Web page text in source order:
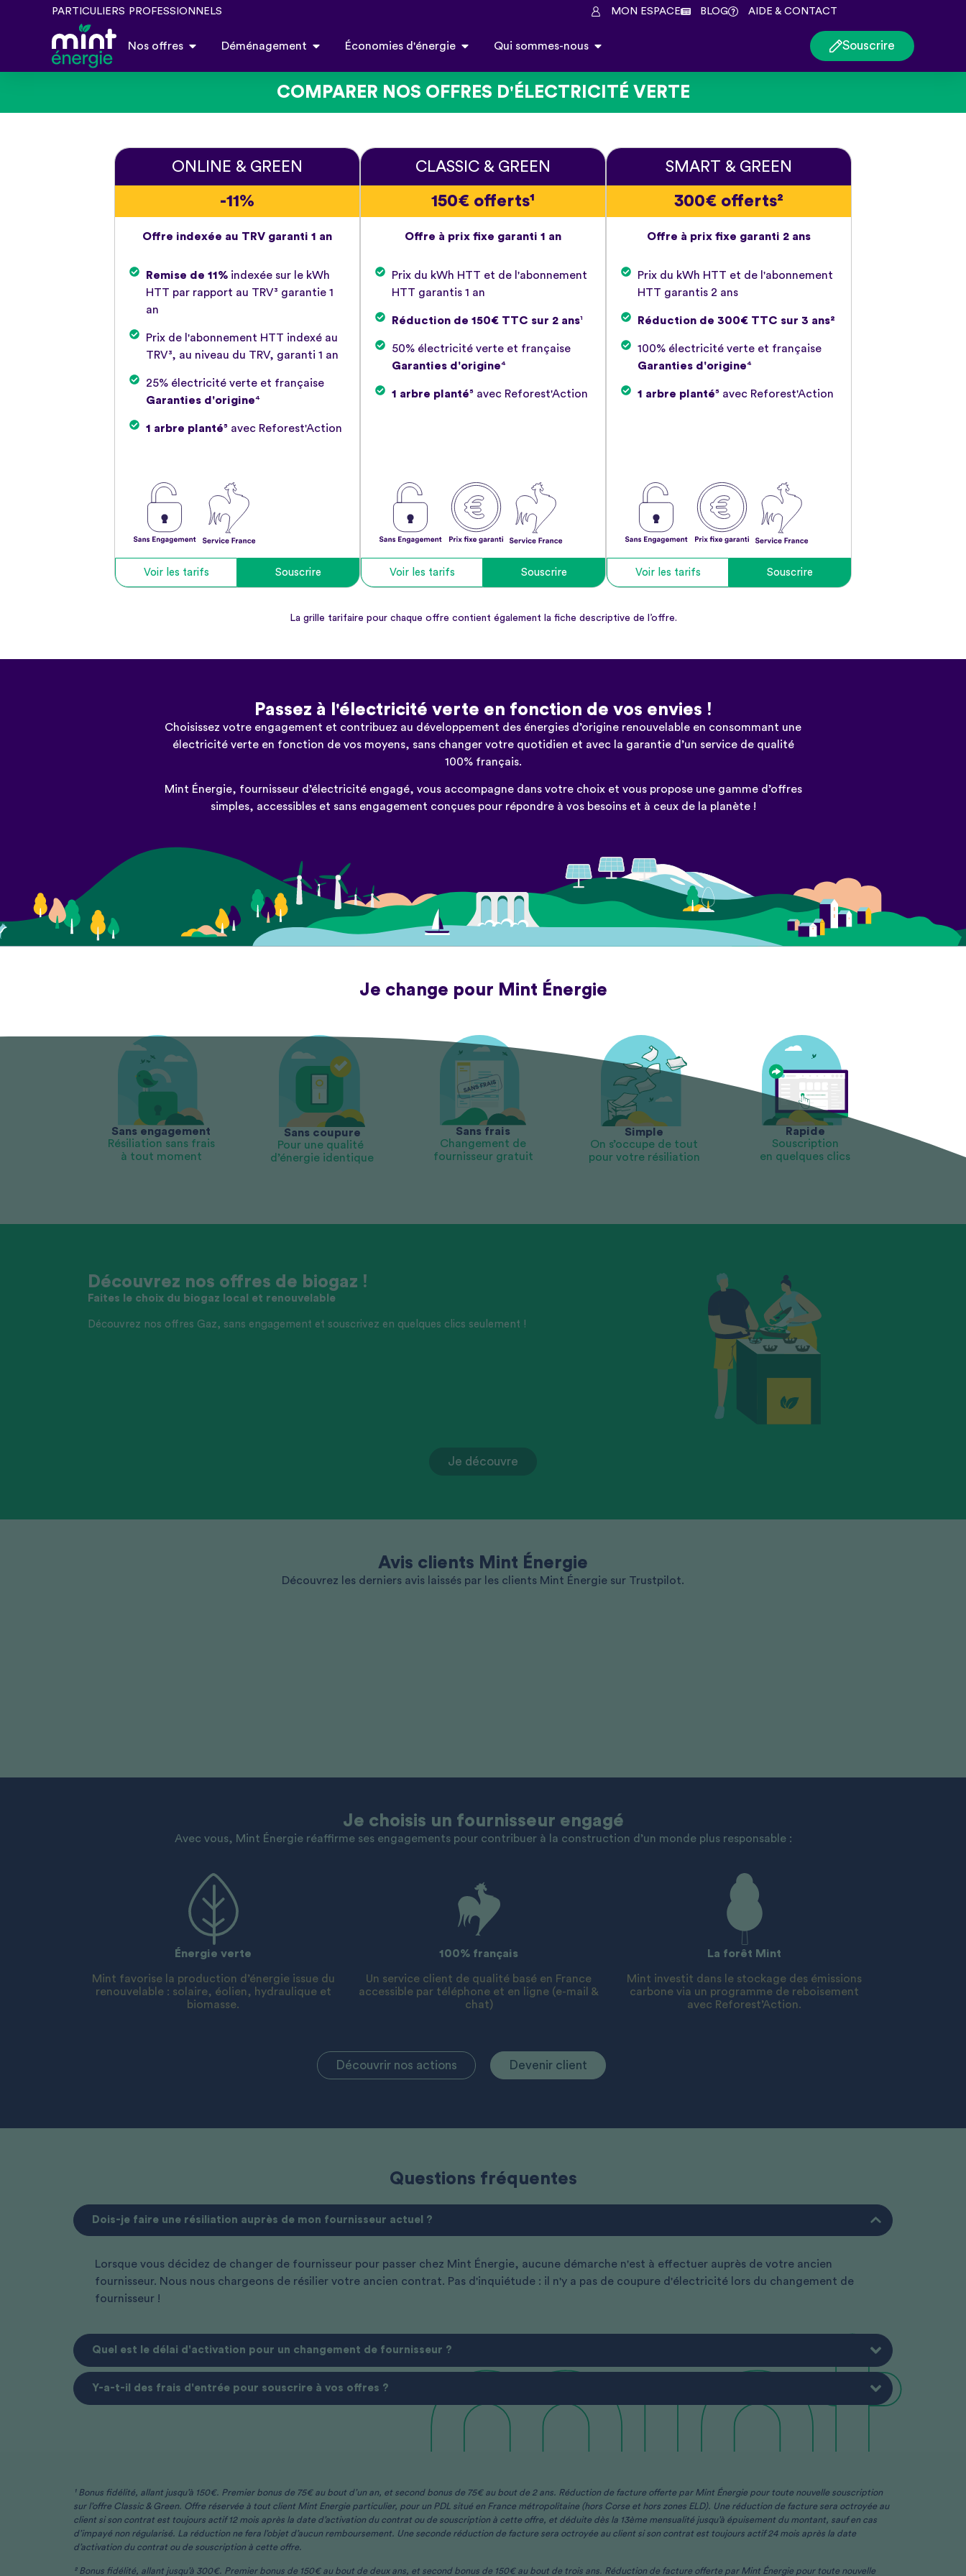
PARTICULIERS PROFESSIONNELS MON ESPACE BLOG AIDE & CONTACT
Nos offres Déménagement Économies d'énergie Qui sommes-nous Souscrire
COMPARER NOS OFFRES D'ÉLECTRICITÉ VERTE
ONLINE & GREEN
-11%
Offre indexée au TRV garanti 1 an
Remise de 11%indexée sur le kWh
HTT par rapport au TRV³ garantie 1
an
Prix de l'abonnement HTT indexé au
TRV³, au niveau du TRV, garanti 1 an
25% électricité verte et française
Garanties d'origine⁴
1 arbre planté⁵ avec Reforest'Action
Voir les tarifs Souscrire
CLASSIC & GREEN
150€ offerts¹
Offre à prix fixe garanti 1 an
Prix du kWh HTT et de l'abonnement
HTT garantis 1 an
Réduction de 150€ TTC sur 2 ans¹
50% électricité verte et française
Garanties d'origine⁴
1 arbre planté⁵ avec Reforest'Action
Voir les tarifs Souscrire
SMART & GREEN
300€ offerts²
Offre à prix fixe garanti 2 ans
Prix du kWh HTT et de l'abonnement
HTT garantis 2 ans
Réduction de 300€ TTC sur 3 ans²
100% électricité verte et française
Garanties d'origine⁴
1 arbre planté⁵ avec Reforest'Action
Voir les tarifs Souscrire
La grille tarifaire pour chaque offre contient également la fiche descriptive de l’offre.
Passez à l'électricité verte en fonction de vos envies !
Choisissez votre engagement et contribuez au développement des énergies d’origine renouvelable en consommant une
électricité verte en fonction de vos moyens, sans changer votre quotidien et avec la garantie d’un service de qualité
100% français.
Mint Énergie, fournisseur d’électricité engagé, vous accompagne dans votre choix et vous propose une gamme d’offres
simples, accessibles et sans engagement conçues pour répondre à vos besoins et à ceux de la planète !
Je change pour Mint Énergie
Sans engagement
Résiliation sans frais
à tout moment
Sans coupure
Pour une qualité
d’énergie identique
Sans frais
Changement de
fournisseur gratuit
Simple
On s’occupe de tout
pour votre résiliation
Rapide
Souscription
en quelques clics
Découvrez nos offres de biogaz !
Faites le choix du biogaz local et renouvelable
Découvrez nos offres Gaz, sans engagement et souscrivez en quelques clics seulement !
Je découvre
Avis clients Mint Énergie
Découvrez les derniers avis laissés par les clients Mint Énergie sur Trustpilot.
Je choisis un fournisseur engagé
Avec vous, Mint Énergie réaffirme ses engagements pour contribuer à la construction d’un monde plus responsable :
Énergie verte
Mint favorise la production d’énergie issue du
renouvelable : solaire, éolien, hydraulique et
biomasse.
100% français
Un service client de qualité basé en France
accessible par téléphone et en ligne (e-mail &
chat)
La forêt Mint
Mint investit dans le stockage des émissions
carbone via un programme de reboisement
avec Reforest’Action.
Découvrir nos actions Devenir client
Questions fréquentes
Dois-je faire une résiliation auprès de mon fournisseur actuel ?
Lorsque vous décidez de changer de fournisseur pour passer chez Mint Énergie, aucune démarche n'est à effectuer auprès de votre ancien
fournisseur. Nous nous chargeons de résilier votre ancien contrat. Pas d'inquiétude : il n'y a pas de coupure d'électricité lors du changement de
fournisseur !
Quel est le délai d'activation pour un changement de fournisseur ?
Y-a-t-il des frais d'entrée pour souscrire à vos offres ?
¹ Bonus fidélité, allant jusqu’à 150€. Premier bonus de 75€ au bout d’un an, et second bonus de 75€ au bout de 2 ans. Réduction de facture offerte par Mint Énergie pour toute nouvelle souscription
sur l’offre Classic & Green. Offre réservée à tout client Mint Energie particulier, pour un PDL situé en France métropolitaine (hors Corse et hors zones ELD). Une réduction de facture sera octroyée au
client si son contrat est toujours actif 12 mois après la date d’activation du contrat ou de souscription à cette offre, et déduite dès la 13ème mensualité jusqu’à épuisement du montant, sauf en cas
d’impayé non régularisé. La réduction ne fera l’objet d’aucun remboursement. Une seconde réduction de facture sera octroyée au client si son contrat est toujours actif 24 mois après la date
d’activation du contrat ou de souscription à cette offre.​
² Bonus fidélité, allant jusqu’à 300€. Premier bonus de 150€ au bout de deux ans, et second bonus de 150€ au bout de trois ans. Réduction de facture offerte par Mint Énergie pour toute nouvelle